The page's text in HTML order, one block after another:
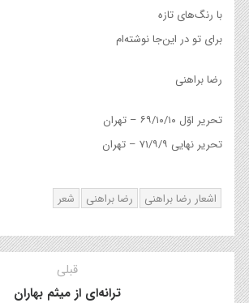
با رنگ‌های تازه
برای تو در این‌جا نوشته‌ام
رضا براهنی
تحریر اوّل ۶۹/۱۰/۱۰ – تهران
تحریر نهایی ۷۱/۹/۹ – تهران
اشعار رضا براهنی رضا براهنی شعر
قبلی
ترانه‌ای از میثم بهاران